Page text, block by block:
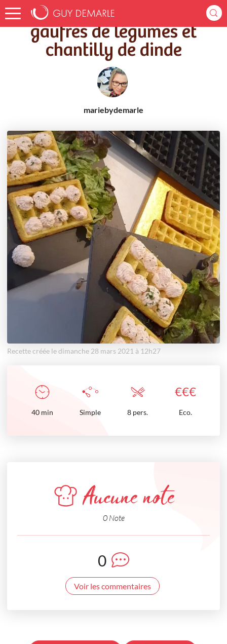
Accueil Recettes gaufres de légumes et chantilly de dinde
gaufres de légumes et
chantilly de dinde
mariebydemarle
Recette créée le dimanche 28 mars 2021 à 12h27
€€€
40 min Simple 8 pers. Eco.
Aucune note
0 Note
0
Voir les commentaires